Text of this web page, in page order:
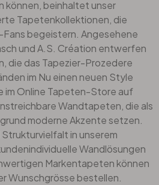
können, beinhaltet unser
Tapetenkollektionen, die
begeistern. Angesehene
und A.S. Création entwerfen
die das Tapezier-Prozedere
im Nu einen neuen Style
im Online Tapeten-Store auf
Wandtapeten, die als
moderne Akzente setzen.
in unserem
Wandlösungen
Markentapeten können
Wunschgrösse bestellen.